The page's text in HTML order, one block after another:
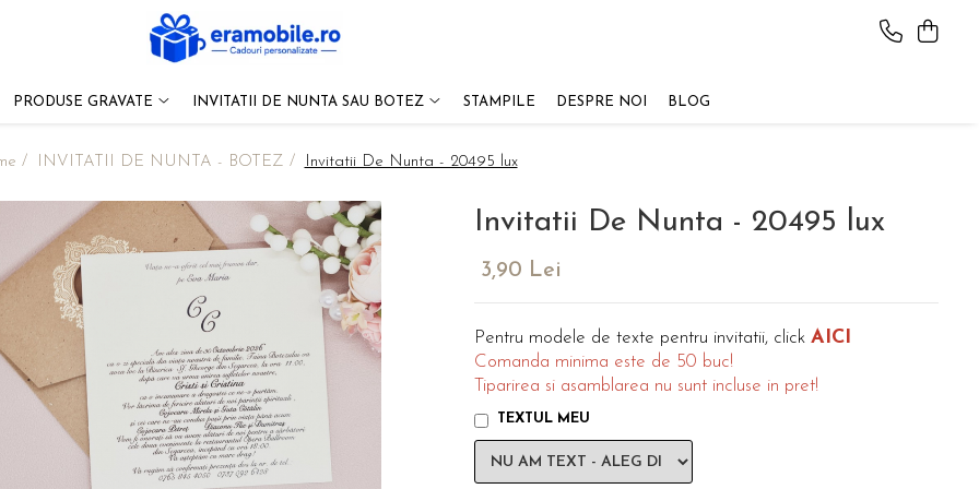
PRODUSE GRAVATE INVITATII DE NUNTA SAU BOTEZ STAMPILE DESPRE NOI BLOG
/ INVITATII DE NUNTA - BOTEZ / Invitatii De Nunta - 20495 lux
Invitatii De Nunta - 20495 lux
3,90 Lei
Pentru modele de texte pentru invitatii, click AICI
Comanda minima este de 50 buc!
Tiparirea si asamblarea nu sunt incluse in pret!
TEXTUL MEU